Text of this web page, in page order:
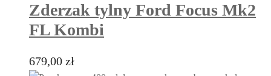
Zderzak tylny Ford Focus Mk2
FL Kombi
679,00 zł